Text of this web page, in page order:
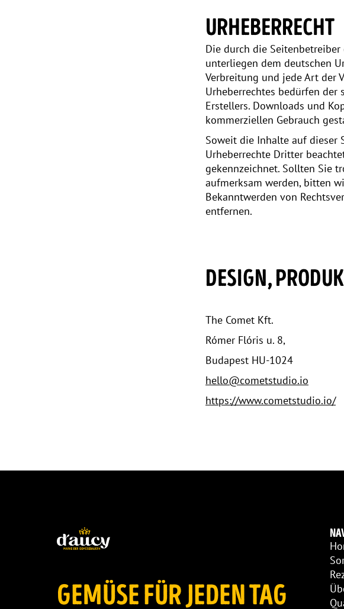
URHEBERRECHT
Die durch die
unterliegen dem deutschen
Verbreitung und jede Art der
Urheberrechtes bedürfen
Erstellers. Downloads und
kommerziellen Gebrauch
Soweit die Inhalte auf dieser
Urheberrechte Dritter
gekennzeichnet. Sollten Sie
aufmerksam werden, bitten
Bekanntwerden von
entfernen.
DESIGN,
The Comet Kft.
Rómer Flóris u. 8,
Budapest HU-1024
hello@cometstudio.io
https://www.cometstudio.io/
GEMÜSE FÜR JEDEN TAG